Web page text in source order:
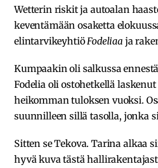
Wetterin riskit ja autoalan
keventämään osaketta
elintarvikeyhtiö Fodeliaa ja
Kumpaakin oli salkussa
Fodelia oli ostohetkellä
heikomman tuloksen vuoksi.
suunnilleen sillä tasolla, jonka
Sitten se Tekova. Tarina alkaa
hyvä kuva tästä